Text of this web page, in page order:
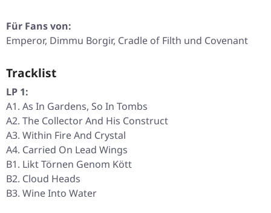
Für Fans von:
Emperor, Dimmu Borgir, Cradle of Filth und Covenant
Tracklist
LP 1:
A1. As In Gardens, So In Tombs
A2. The Collector And His Construct
A3. Within Fire And Crystal
A4. Carried On Lead Wings
B1. Likt Törnen Genom Kött
B2. Cloud Heads
B3. Wine Into Water